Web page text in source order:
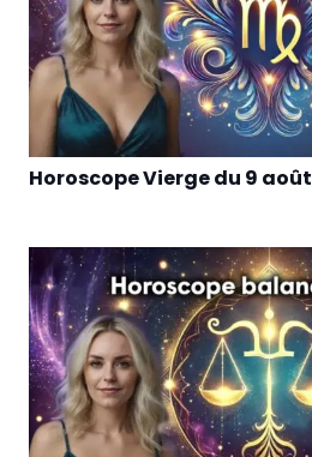
Horoscope Vierge du 9 août